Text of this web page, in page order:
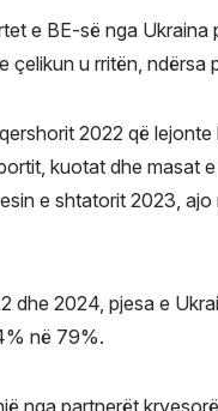
e BE-së nga
çelikun u rritën, ndërsa
2022 që
kuotat dhe masat
e shtatorit 2023,
dhe 2024, pjesa e
në 79%.
nga partnerët